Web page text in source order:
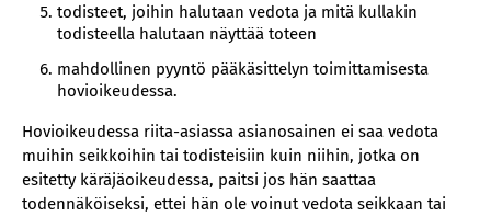
todisteet, joihin halutaan vedota ja mitä kullakin
todisteella halutaan näyttää toteen
mahdollinen pyyntö pääkäsittelyn toimittamisesta
hovioikeudessa.
‍Hovioikeudessa riita-asiassa asianosainen ei saa vedota
muihin seikkoihin tai todisteisiin kuin niihin, jotka on
esitetty käräjäoikeudessa, paitsi jos hän saattaa
todennäköiseksi, ettei hän ole voinut vedota seikkaan tai